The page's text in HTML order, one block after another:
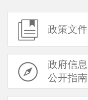
政策文件
政府信息
公开指南